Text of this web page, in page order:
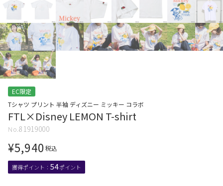
EC限定
Tシャツ プリント 半袖 ディズニー ミッキー コラボ
FTL×Disney LEMON T-shirt
81919000
¥5,940 税込
54